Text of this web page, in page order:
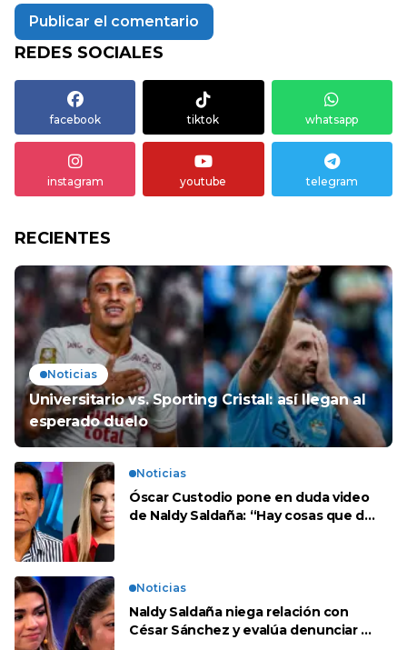
REDES SOCIALES
facebook tiktok whatsapp
instagram youtube telegram
RECIENTES
Noticias
Universitario vs. Sporting Cristal: así llegan al
esperado duelo
Noticias
Óscar Custodio pone en duda video
de Naldy Saldaña: “Hay cosas que de
Noticias
Naldy Saldaña niega relación con
César Sánchez y evalúa denunciar a